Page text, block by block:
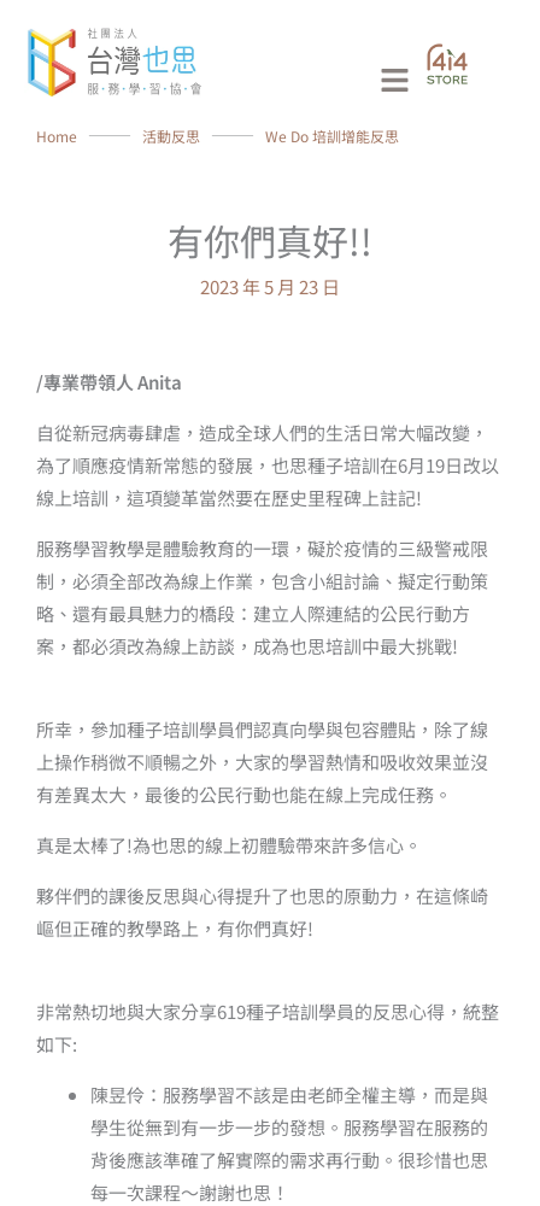
Main
Menu
Home ⸻ 活動反思 ⸻ We Do 培訓增能反思
有你們真好!!
2023 年 5 月 23 日
/專業帶領人 Anita
自從新冠病毒肆虐，造成全球人們的生活日常大幅改變，
為了順應疫情新常態的發展，也思種子培訓在6月19日改以
線上培訓，這項變革當然要在歷史里程碑上註記!
服務學習教學是體驗教育的一環，礙於疫情的三級警戒限
制，必須全部改為線上作業，包含小組討論、擬定行動策
略、還有最具魅力的橋段：建立人際連結的公民行動方
案，都必須改為線上訪談，成為也思培訓中最大挑戰!
所幸，參加種子培訓學員們認真向學與包容體貼，除了線
上操作稍微不順暢之外，大家的學習熱情和吸收效果並沒
有差異太大，最後的公民行動也能在線上完成任務。
真是太棒了!為也思的線上初體驗帶來許多信心。
夥伴們的課後反思與心得提升了也思的原動力，在這條崎
嶇但正確的教學路上，有你們真好!
非常熱切地與大家分享619種子培訓學員的反思心得，統整
如下:
陳昱伶：服務學習不該是由老師全權主導，而是與
學生從無到有一步一步的發想。服務學習在服務的
背後應該準確了解實際的需求再行動。很珍惜也思
每一次課程～謝謝也思！